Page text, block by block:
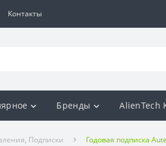
Контакты
Бренды AlienTech
Подписки Годовая подписка